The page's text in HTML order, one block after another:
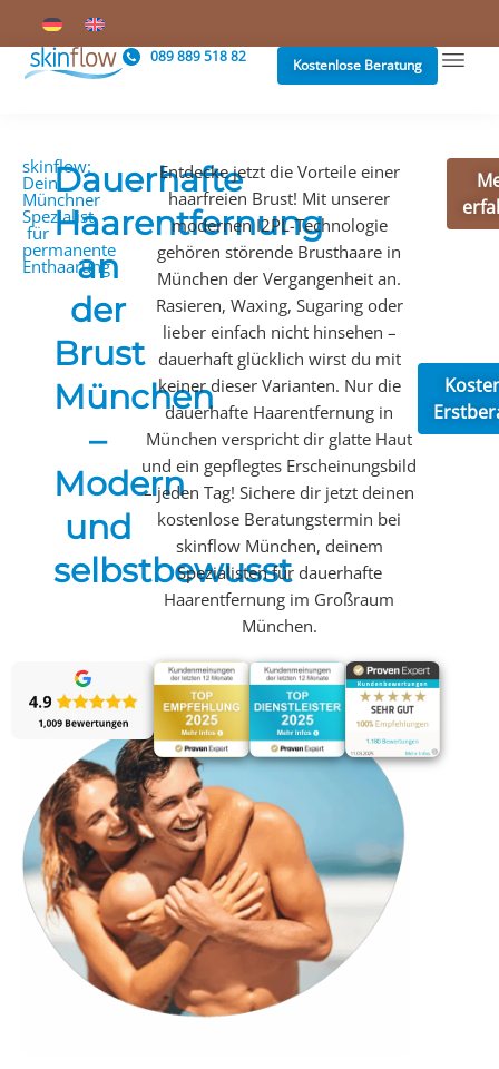
089 889 518 82 Kostenlose Beratung
skinflow:
Dein
Münchner
Spezialist
für
permanente
Enthaarung
Dauerhafte
Haarentfernung
an
der
Brust
München
–
Modern
und
selbstbewusst
Entdecke jetzt die Vorteile einer
haarfreien Brust! Mit unserer
modernen I2PL-Technologie
gehören störende Brusthaare in
München der Vergangenheit an.
Rasieren, Waxing, Sugaring oder
lieber einfach nicht hinsehen –
dauerhaft glücklich wirst du mit
keiner dieser Varianten. Nur die
dauerhafte Haarentfernung in
München verspricht dir glatte Haut
und ein gepflegtes Erscheinungsbild
– jeden Tag! Sichere dir jetzt deinen
kostenlose Beratungstermin bei
skinflow München, deinem
Spezialisten für dauerhafte
Haarentfernung im Großraum
München.